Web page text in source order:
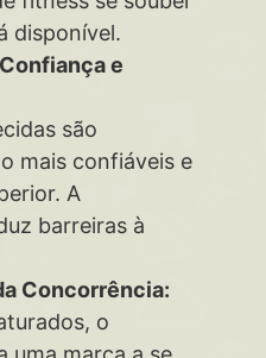
disponível.
e
são
mais confiáveis e
A
barreiras à
Concorrência:
o